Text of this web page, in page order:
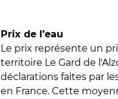
Prix de l’eau
Le prix représente un
territoire Le Gard de
déclarations faites par
en France. Cette